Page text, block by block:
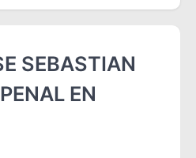
SEBASTIAN
EN